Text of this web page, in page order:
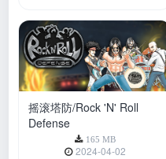
摇滚塔防/Rock 'N' Roll
Defense
165 MB
2024-04-02